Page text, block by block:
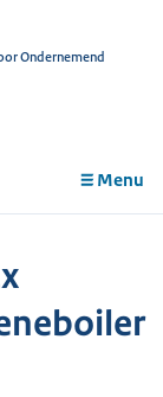
Ondernemend
Menu